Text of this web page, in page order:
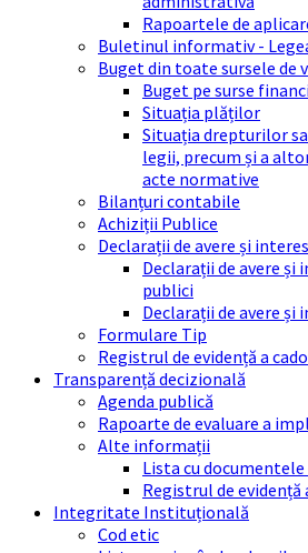
Rapoartele de
Buletinul informativ -
Buget din toate sursele de
Buget pe surse
Situația plăților
Situația drepturilor
legii, precum și a
acte normative
Bilanțuri contabile
Achiziții Publice
Declarații de avere și
Declarații de avere
publici
Declarații de avere
Formulare Tip
Registrul de evidență a
Transparență decizională
Agenda publică
Rapoarte de evaluare a
Alte informații
Lista cu
Registrul de
Integritate Instituțională
Cod etic